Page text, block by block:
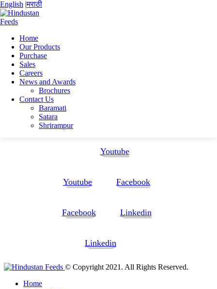
English |मराठी
Home
Our Products
Purchase
Sales
Careers
News and Awards
Brochures
Contact Us
Baramati
Satara
Shrirampur
Home
{:en}Popular{:}{:mr}ऍनिमल फीड सप्लिमेंट - पॉप्युलर {:}
Nilam
Nilam
Youtube
Youtube Facebook
Facebook Linkedin
Linkedin
© Copyright 2021. All Rights Reserved.
Home